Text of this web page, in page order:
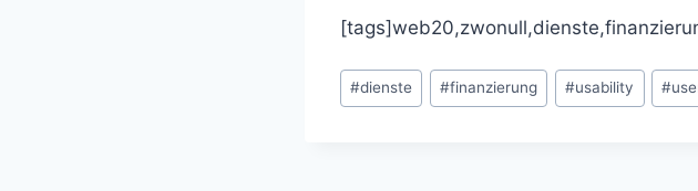
Schlagworte:
#dienste #finanzierung #usability #